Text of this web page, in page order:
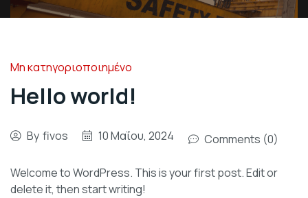
Μη κατηγοριοποιημένο
Hello world!
By fivos 10 Μαΐου, 2024 Comments (0)
Welcome to WordPress. This is your first post. Edit or
delete it, then start writing!